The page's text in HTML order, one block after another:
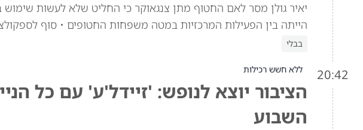
יאיר גולן מסר לאם החטוף מתן צנגאוקר כי החליט שלא לעשות שימוש
הייתה בין הפעילות המרכזיות במטה משפחות החטופים • סוף
בבלי
20:42 ללא חשש רכילות
הציבור יוצא לנופש: 'זיידל'ע' עם כל
השבוע